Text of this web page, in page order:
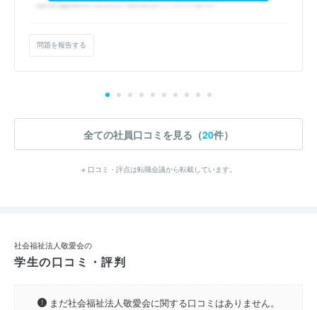
問題を報告する
全ての社員口コミを見る（20件）
※ 口コミ・評点は転職会議から転載しています。
社会福祉法人敬愛会の
学生の口コミ・評判
まだ社会福祉法人敬愛会に関する口コミはありません。